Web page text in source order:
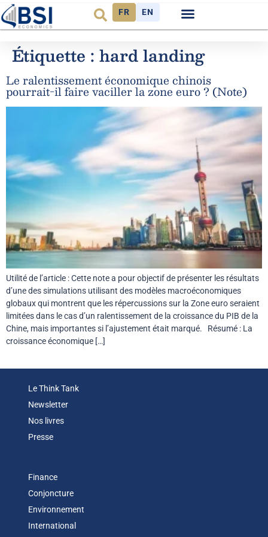
FR EN
Étiquette : hard landing
Le ralentissement économique chinois
pourrait-il faire vaciller la zone euro ? (Note)
Utilité de l’article : Cette note a pour objectif de présenter les résultats
d’une des simulations utilisant des modèles macroéconomiques
globaux qui montrent que les répercussions sur la Zone euro seraient
limitées dans le cas d’un ralentissement de la croissance du PIB de la
Chine, mais importantes si l’ajustement était marqué. Résumé : La
croissance économique […]
Le Think Tank
Newsletter
Nos livres
Presse
Finance
Conjoncture
Environnement
International